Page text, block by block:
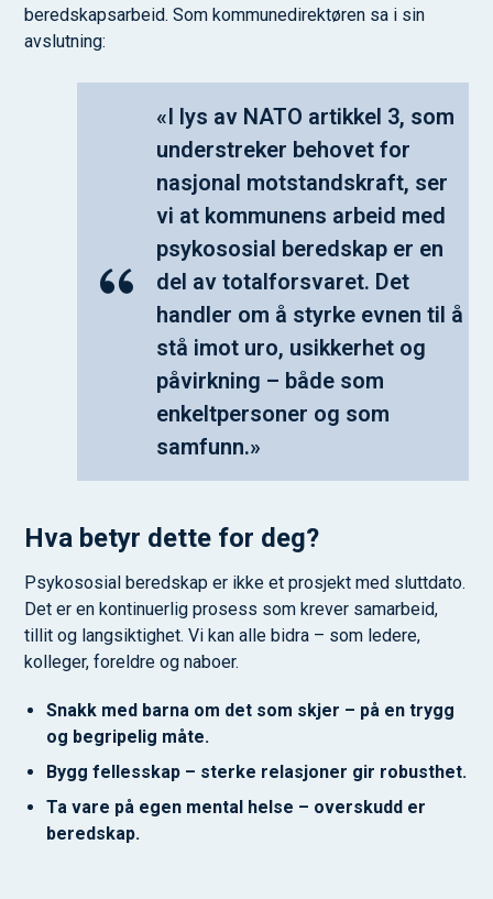
beredskapsarbeid. Som kommunedirektøren sa i sin
avslutning:
«I lys av NATO artikkel 3, som
understreker behovet for
nasjonal motstandskraft, ser
vi at kommunens arbeid med
psykososial beredskap er en
del av totalforsvaret. Det
handler om å styrke evnen til å
stå imot uro, usikkerhet og
påvirkning – både som
enkeltpersoner og som
samfunn.»
Hva betyr dette for deg?
Psykososial beredskap er ikke et prosjekt med sluttdato.
Det er en kontinuerlig prosess som krever samarbeid,
tillit og langsiktighet. Vi kan alle bidra – som ledere,
kolleger, foreldre og naboer.
Snakk med barna om det som skjer – på en trygg
og begripelig måte.
Bygg fellesskap – sterke relasjoner gir robusthet.
Ta vare på egen mental helse – overskudd er
beredskap.